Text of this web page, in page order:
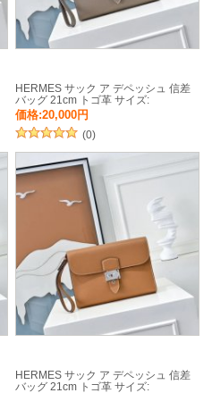
HERMES サック ア デペッシュ 信差
バッグ 21cm トゴ革 サイズ:
価格:20,000円
(0)
HERMES サック ア デペッシュ 信差
バッグ 21cm トゴ革 サイズ: